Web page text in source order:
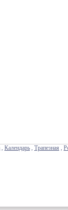
, Календарь , Трапезная ,